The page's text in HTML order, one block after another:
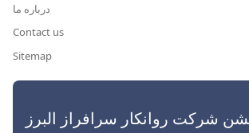
درباره ما
Contact us
Sitemap